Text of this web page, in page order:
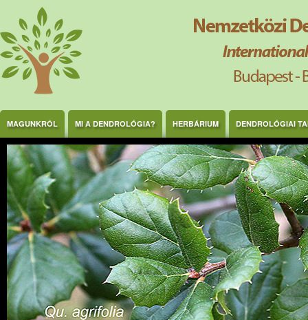
Ugrás a tartalomra
MAGUNKRÓL MI A DENDROLÓGIA? HERBÁRIUM DENDROLÓGIAI